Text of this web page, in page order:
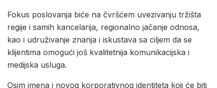
Fokus poslovanja biće na čvršćem uvezivanju tržišta
regije i samih kancelarija, regionalno jačanje odnosa,
kao i udruživanje znanja i iskustava sa ciljem da se
klijentima omogući još kvalitetnija komunikacijska i
medijska usluga.
Osim imena i novog korporativnog identiteta koji će biti